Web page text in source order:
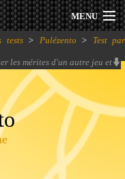
MENU
tests> Pulézento > Test par
les mérites d'un autre jeu et
entre humour, gameplay et
PUB encore PUB.